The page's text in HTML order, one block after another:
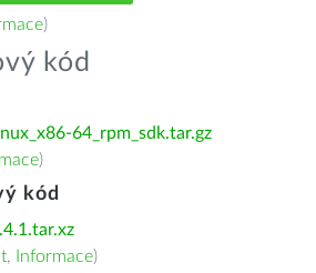
)
kód
64_rpm_sdk.tar.gz
)
kód
, Informace)